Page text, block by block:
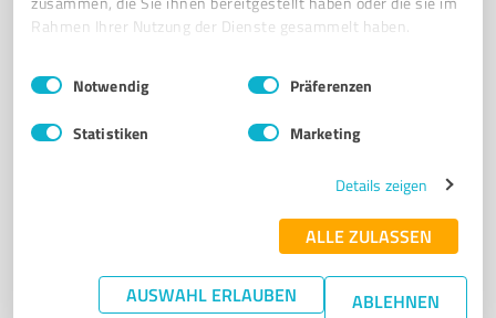
Rahmen Ihrer Nutzung der Dienste gesammelt haben.
Impressum Datenschutzbestimmungen
Einwilligungsauswahl
Notwendig Präferenzen
Statistiken Marketing
Details zeigen
ALLE ZULASSEN
AUSWAHL ERLAUBEN ABLEHNEN
VORSORGE FÜRSORGE
Hohlweg 9, 65366 Geisenheim-Johannisberg
Tel. 06723 6033518
insure-invest.de/english/matz-townsend-finanzplanung.html